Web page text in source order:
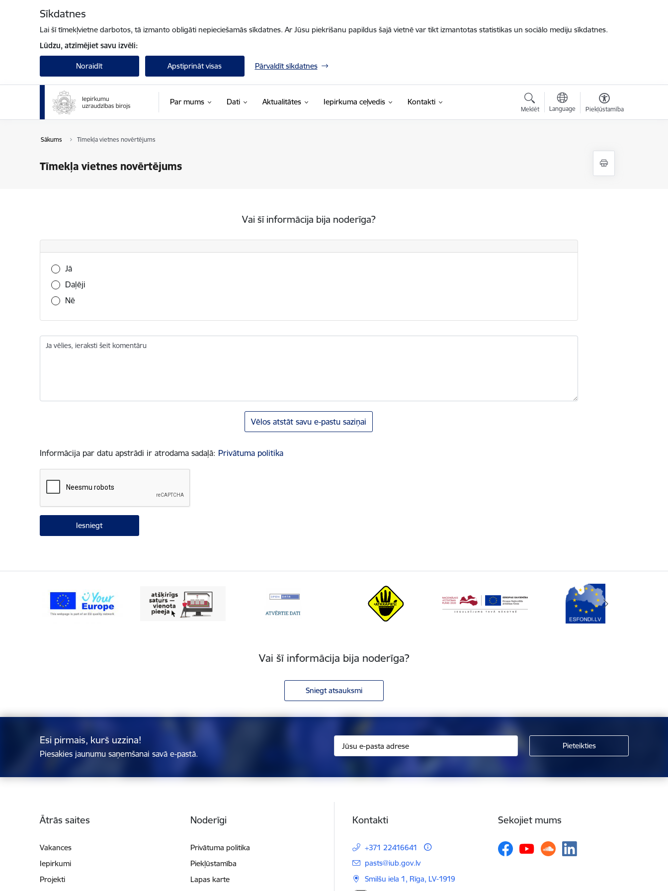
Sīkdatnes
Lai šī tīmekļvietne darbotos, tā izmanto obligāti nepieciešamās sīkdatnes. Ar Jūsu piekrišanu papildus šajā vietnē var tikt izmantotas statistikas un sociālo mediju sīkdatnes.
Lūdzu, atzīmējiet savu izvēli:
Noraidīt Apstiprināt visas Pārvaldīt sīkdatnes
Par mums Dati Aktualitātes Iepirkuma ceļvedis Kontakti
Meklēt Language Piekļūstamība
Sākums Tīmekļa vietnes novērtējums
Tīmekļa vietnes novērtējums
Vai šī informācija bija noderīga?
Vai šī informācija bija noderīga?
Jā
Daļēji
Nē
Ja vēlies, ieraksti šeit komentāru
Vēlos atstāt savu e-pastu saziņai
Informācija par datu apstrādi ir atrodama sadaļā: Privātuma politika
Vai šī informācija bija noderīga?
Sniegt atsauksmi
Esi pirmais, kurš uzzina!
Piesakies jaunumu saņemšanai savā e-pastā.
Ātrās saites
Vakances
Iepirkumi
Projekti
Noderīgi
Privātuma politika
Piekļūstamība
Lapas karte
Kontakti
+371 22416641
E-pasts:
pasts@iub.gov.lv
Smilšu iela 1, Rīga, LV-1919
Sekojiet mums